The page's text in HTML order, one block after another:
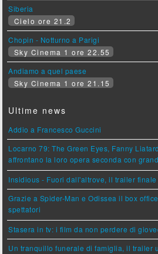
Siberia
Cielo ore 21.2
Chopin - Notturno a Parigi
Sky Cinema 1 ore 22.55
Andiamo a quel paese
Sky Cinema 1 ore 21.15
Ultime news
Addio a Francesco Guccini
Locarno 79: The Green Eyes, Fanny
affrontano la loro opera seconda con
Insidious - Fuori dall'altrove, il trailer
Grazie a Spider-Man e Odissea il box
spettatori
Stasera in tv: i film da non perdere di
Un tranquillo funerale di famiglia, il trailer